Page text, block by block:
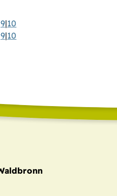
9|10
9|10